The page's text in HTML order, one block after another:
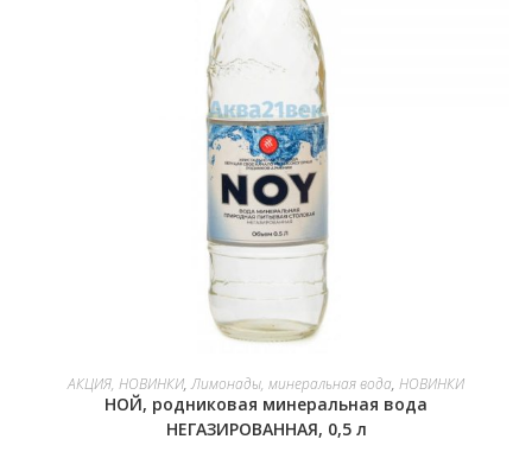
В КОРЗИНУ
АКЦИЯ, НОВИНКИ,Лимонады, минеральная вода, НОВИНКИ
НОЙ, родниковая минеральная вода
НЕГАЗИРОВАННАЯ, 0,5 л